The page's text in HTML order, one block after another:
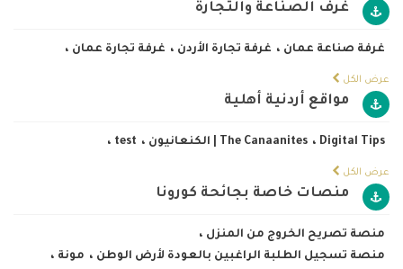
غرف الصناعة والتجارة
غرفة صناعة عمان ، غرفة تجارة الأردن ، غرفة تجارة عمان ،
عرض الكل
مواقع أردنية أهلية
Digital Tips ، The Canaanites | الكنعانيون ، test ،
عرض الكل
منصات خاصة بجائحة كورونا
منصة تصريح الخروج من المنزل ،
منصة تسجيل الطلبة الراغبين بالعودة لأرض الوطن ، مونة ،